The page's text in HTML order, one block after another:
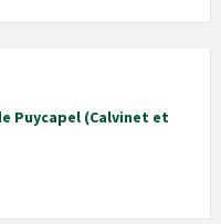
Puycapel (Calvinet et